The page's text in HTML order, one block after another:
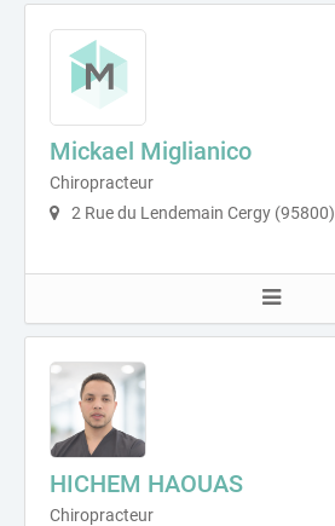
Mickael Miglianico
Chiropracteur
2 Rue du Lendemain Cergy (95800)
HICHEM HAOUAS
Chiropracteur